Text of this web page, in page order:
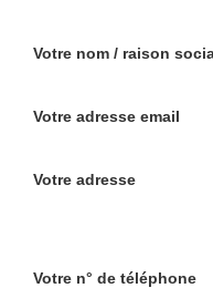
Votre nom / raison
Votre adresse email
Votre adresse
Votre n° de téléphone